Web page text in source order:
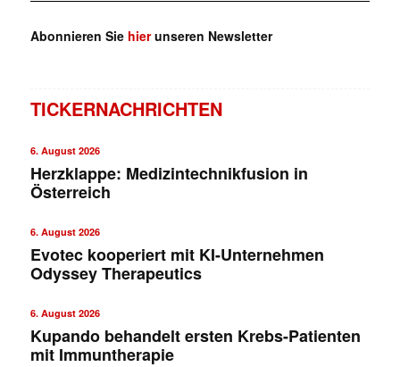
Abonnieren Sie hierunseren Newsletter
TICKERNACHRICHTEN
6. August 2026
Herzklappe: Medizintechnikfusion in
Österreich
6. August 2026
Evotec kooperiert mit KI-Unternehmen
Odyssey Therapeutics
6. August 2026
Kupando behandelt ersten Krebs-Patienten
mit Immuntherapie